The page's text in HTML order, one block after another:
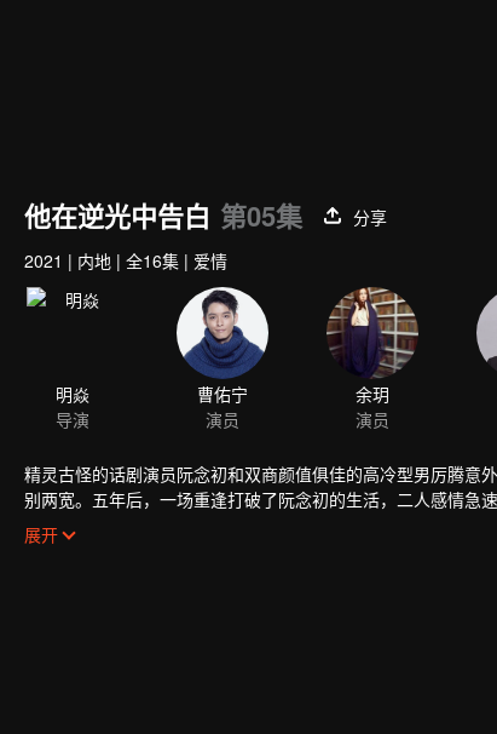
他在逆光中告白 第05集
分享
2021 | 内地 | 全16集 | 爱情
精灵古怪的话剧演员阮念初和双商颜值俱佳的高冷型男厉腾意
别两宽。五年后，一场重逢打破了阮念初的生活，二人感情急
了反派的阴谋，回归了平凡又幸福的生活。
展开